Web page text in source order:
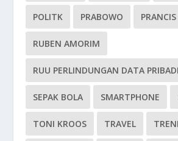
POLITK PRABOWO PRANCIS
RUBEN AMORIM
RUU PERLINDUNGAN DATA PRIBADI
SEPAK BOLA SMARTPHONE
TONI KROOS TRAVEL